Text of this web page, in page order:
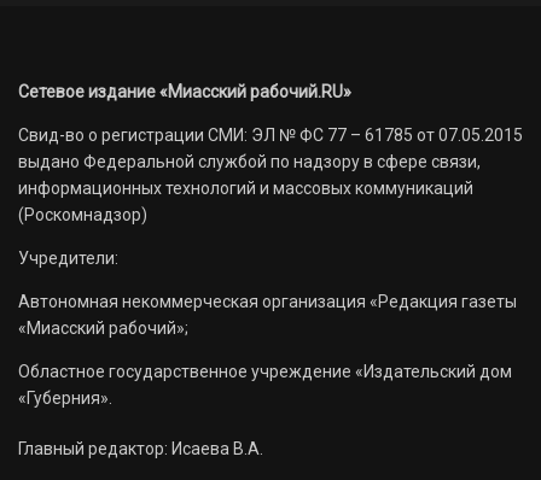
Сетевое издание «Миасский рабочий.RU»
Свид-во о регистрации СМИ: ЭЛ № ФС 77 – 61785 от 07.05.2015
выдано Федеральной службой по надзору в сфере связи,
информационных технологий и массовых коммуникаций
(Роскомнадзор)
Учредители:
Автономная некоммерческая организация «Редакция газеты
«Миасский рабочий»;
Областное государственное учреждение «Издательский дом
«Губерния».
Главный редактор: Исаева В.А.